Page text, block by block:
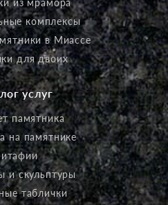
из мрамора
комплексы
в Миассе
для двоих
услуг
памятника
на памятнике
и скульптуры
таблички